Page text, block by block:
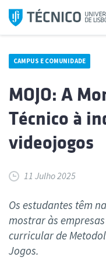
Saltar
para
CAMPUS E COMUNIDADE
MOJO: A
Técnico à
videojogos
11 Julho 2025
Os estudantes têm
mostrar às
curricular de
Jogos.